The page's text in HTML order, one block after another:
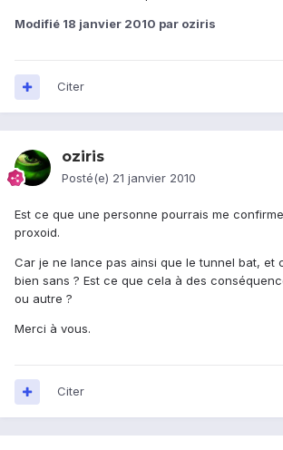
Modifié 18 janvier 2010 par oziris
Citer
oziris
Posté(e) 21 janvier 2010
Est ce que une personne pourrais me
proxoid.
Car je ne lance pas ainsi que le tunnel bat, et
bien sans ? Est ce que cela à des
ou autre ?
Merci à vous.
Citer